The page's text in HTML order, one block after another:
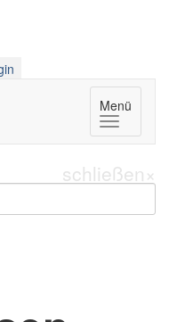
Menü
schließen×